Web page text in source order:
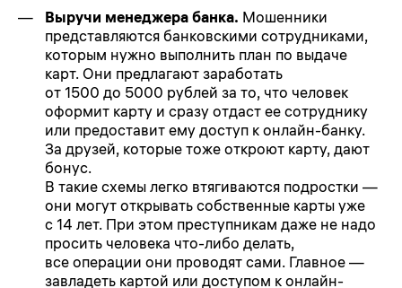
Выручи менеджера банка. Мошенники
представляются банковскими сотрудниками,
которым нужно выполнить план по выдаче
карт. Они предлагают заработать
от 1500 до 5000 рублей за то, что человек
оформит карту и сразу отдаст ее сотруднику
или предоставит ему доступ к онлайн-банку.
За друзей, которые тоже откроют карту, дают
бонус.
В такие схемы легко втягиваются подростки —
они могут открывать собственные карты уже
с 14 лет. При этом преступникам даже не надо
просить человека что-либо делать,
все операции они проводят сами. Главное —
завладеть картой или доступом к онлайн-